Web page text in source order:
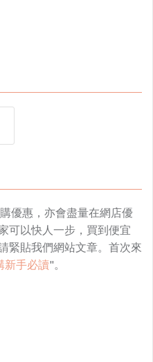
優惠，亦會盡量在網店優
可以快人一步，買到便宜
緊貼我們網站文章。首次來
新手必讀"。